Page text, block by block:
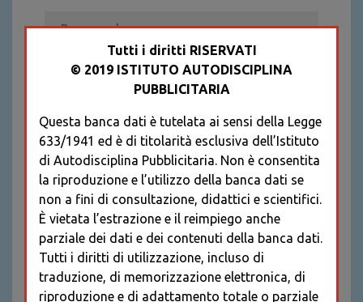
Recupera password
REGISTRATI
* I CAMPI CONTRASSEGNATI SONO
OBBLIGATORI
Tutti i diritti RISERVATI
© 2019 ISTITUTO AUTODISCIPLINA
PUBBLICITARIA
Questa banca dati è tutelata ai sensi della Legge
633/1941 ed è di titolarità esclusiva dell’Istituto
di Autodisciplina Pubblicitaria. Non è consentita
la riproduzione e l’utilizzo della banca dati se
non a fini di consultazione, didattici e scientifici.
È vietata l’estrazione e il reimpiego anche
parziale dei dati e dei contenuti della banca dati.
Tutti i diritti di utilizzazione, incluso di
traduzione, di memorizzazione elettronica, di
riproduzione e di adattamento totale o parziale